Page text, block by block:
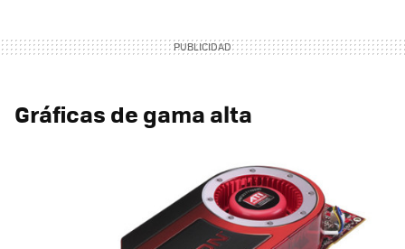
Gráficas de gama alta